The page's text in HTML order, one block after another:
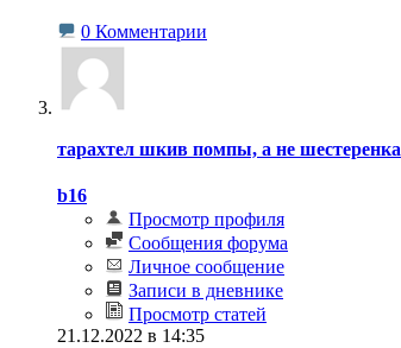
0 Комментарии
тарахтел шкив помпы, а не шестеренка
b16
Просмотр профиля
Сообщения форума
Личное сообщение
Записи в дневнике
Просмотр статей
21.12.2022 в 14:35